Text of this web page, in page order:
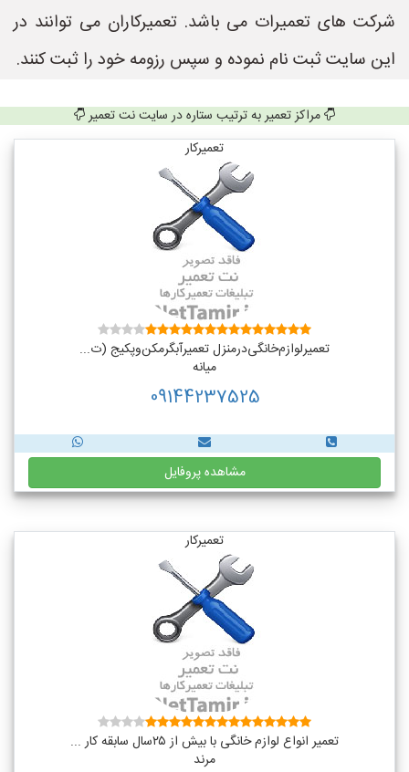
شرکت های تعمیرات می باشد. تعمیرکاران می توانند در
این سایت ثبت نام نموده و سپس رزومه خود را ثبت کنند.
مراکز تعمیر به ترتیب ستاره در سایت نت تعمیر
تعمیرکار
تعمیر‌لوازم‌‌خانگی‌در‌منزل‌ تعمیر‌آبگرمکن‌وپکیج (ت...
میانه
09144237525
مشاهده پروفایل
تعمیرکار
تعمیر انواع لوازم خانگی با بیش از ۲۵سال سابقه کار ...
مرند